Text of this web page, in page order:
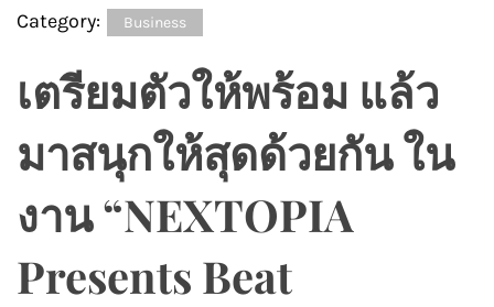
Category: Business
เตรียมตัวให้พร้อม แล้ว
มาสนุกให้สุดด้วยกัน ใน
งาน “NEXTOPIA
Presents Beat